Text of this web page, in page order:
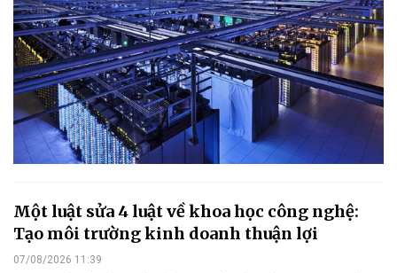
Một luật sửa 4 luật về khoa học công nghệ:
Tạo môi trường kinh doanh thuận lợi
07/08/2026 11:39